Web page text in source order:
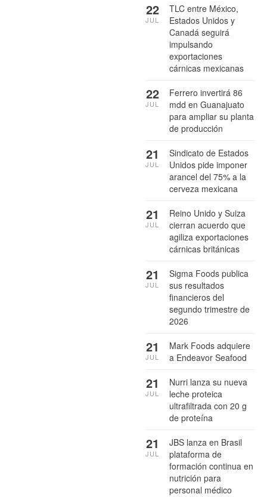
TLC entre México,
Estados Unidos y
Canadá seguirá
impulsando
exportaciones
cárnicas mexicanas
22
JUL
Ferrero invertirá 86
mdd en Guanajuato
para ampliar su planta
de producción
22
JUL
Sindicato de Estados
Unidos pide imponer
arancel del 75% a la
cerveza mexicana
21
JUL
Reino Unido y Suiza
cierran acuerdo que
agiliza exportaciones
cárnicas británicas
21
JUL
Sigma Foods publica
sus resultados
financieros del
segundo trimestre de
2026
21
JUL
Mark Foods adquiere
a Endeavor Seafood
21
JUL
Nurri lanza su nueva
leche proteica
ultrafiltrada con 20 g
de proteína
21
JUL
JBS lanza en Brasil
plataforma de
formación continua en
nutrición para
personal médico
21
JUL